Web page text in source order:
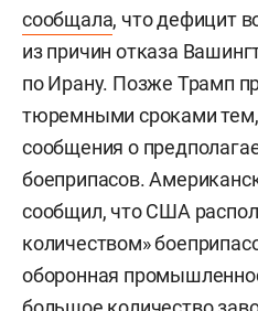
сообщала, что дефицит
из причин отказа
по Ирану. Позже Трамп
тюремными сроками тем,
сообщения о
боеприпасов.
сообщил, что США
количеством»
оборонная